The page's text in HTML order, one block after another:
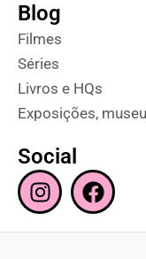
Blog
Filmes
Séries
Livros e HQs
Exposições,
Social
I
n
s
F
a
c